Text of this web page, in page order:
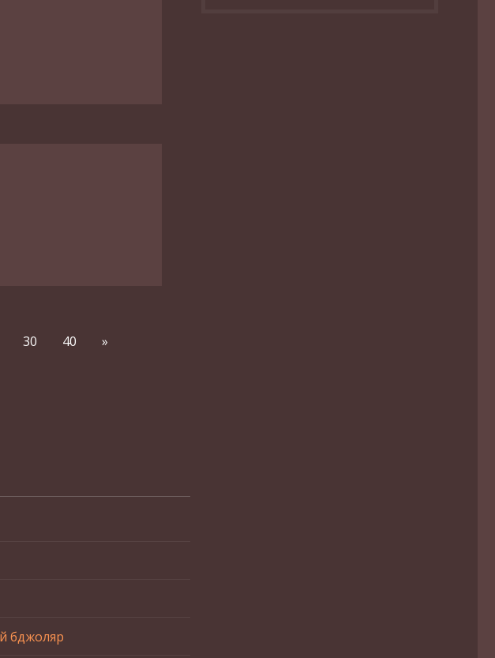
30 40
»
бджоляр